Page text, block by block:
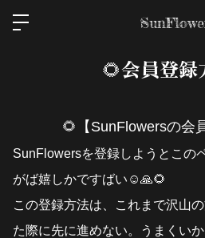
🌻会員登録
🌻【SunFlowersの会
SunFlowersを登録しようとこの
がば嬉しかですばい☺️🙏🌻
この登録方法は、これまで沢山
た際に先に進めない。うまくい